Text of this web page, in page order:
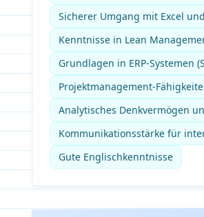
Sicherer Umgang mit Excel
Kenntnisse in Lean
Grundlagen in ERP-Systemen
Projektmanagement-
Analytisches Denkvermögen
Kommunikationsstärke für
Gute Englischkenntnisse